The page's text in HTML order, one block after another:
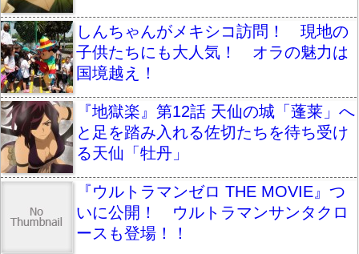
しんちゃんがメキシコ訪問！ 現地の
子供たちにも大人気！ オラの魅力は
国境越え！
『地獄楽』第12話 天仙の城「蓬莱」へ
と足を踏み入れる佐切たちを待ち受け
る天仙「牡丹」
『ウルトラマンゼロ THE MOVIE』つ
いに公開！ ウルトラマンサンタクロ
ースも登場！！